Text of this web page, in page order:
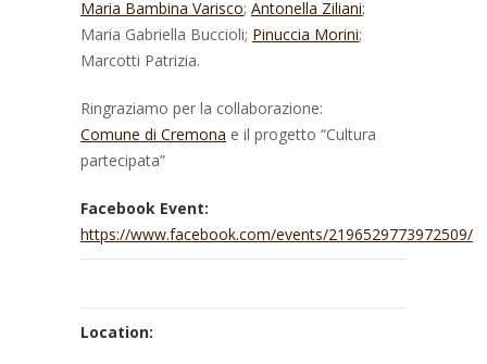
Maria Bambina Varisco; Antonella Ziliani;
Maria Gabriella Buccioli; Pinuccia Morini;
Marcotti Patrizia.
Ringraziamo per la collaborazione:
Comune di Cremona e il progetto “Cultura
partecipata”
Facebook Event:
https://www.facebook.com/events/2196529773972509/
Location: